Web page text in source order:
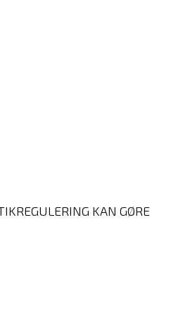
KAN GØRE